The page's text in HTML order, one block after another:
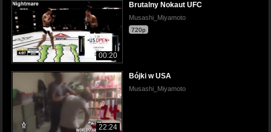
00:20
Brutalny Nokaut UFC
Musashi_Miyamoto
720p
22:24
Bójki w USA
Musashi_Miyamoto